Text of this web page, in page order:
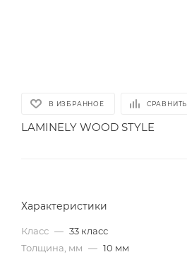
В ИЗБРАННОЕ СРАВНИТЬ
LAMINELY WOOD STYLE
Характеристики
Класс — 33 класс
Толщина, мм — 10 мм